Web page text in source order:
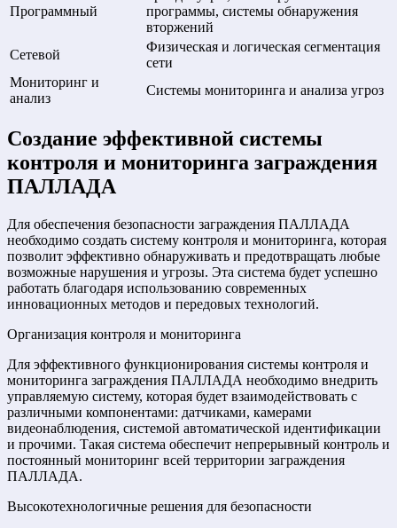
Программный
программы, системы обнаружения
вторжений
Сетевой
Физическая и логическая сегментация
сети
Мониторинг и
анализ
Системы мониторинга и анализа угроз
Создание эффективной системы
контроля и мониторинга заграждения
ПАЛЛАДА
Для обеспечения безопасности заграждения ПАЛЛАДА
необходимо создать систему контроля и мониторинга, которая
позволит эффективно обнаруживать и предотвращать любые
возможные нарушения и угрозы. Эта система будет успешно
работать благодаря использованию современных
инновационных методов и передовых технологий.
Организация контроля и мониторинга
Для эффективного функционирования системы контроля и
мониторинга заграждения ПАЛЛАДА необходимо внедрить
управляемую систему, которая будет взаимодействовать с
различными компонентами: датчиками, камерами
видеонаблюдения, системой автоматической идентификации
и прочими. Такая система обеспечит непрерывный контроль и
постоянный мониторинг всей территории заграждения
ПАЛЛАДА.
Высокотехнологичные решения для безопасности